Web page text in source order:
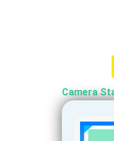
Tùy thuộc
Camera